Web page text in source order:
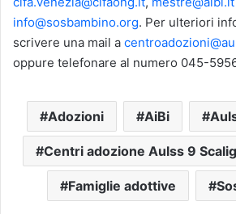
info@sosbambino.org. Per ulteriori
scrivere una mail a
oppure telefonare al numero 045-
Adozioni AiBi
Centri adozione Aulss 9
Famiglie adottive